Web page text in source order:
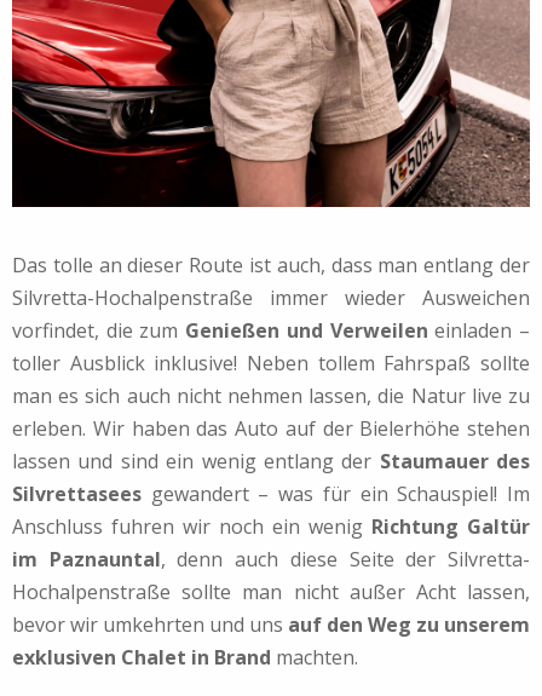
Das tolle an dieser Route ist auch, dass man entlang der
Silvretta-Hochalpenstraße immer wieder Ausweichen
vorfindet, die zum Genießen und Verweilen einladen –
toller Ausblick inklusive! Neben tollem Fahrspaß sollte
man es sich auch nicht nehmen lassen, die Natur live zu
erleben. Wir haben das Auto auf der Bielerhöhe stehen
lassen und sind ein wenig entlang der Staumauer des
Silvrettasees gewandert – was für ein Schauspiel! Im
Anschluss fuhren wir noch ein wenig Richtung Galtür
im Paznauntal, denn auch diese Seite der Silvretta-
Hochalpenstraße sollte man nicht außer Acht lassen,
bevor wir umkehrten und uns auf den Weg zu unserem
exklusiven Chalet in Brand machten.